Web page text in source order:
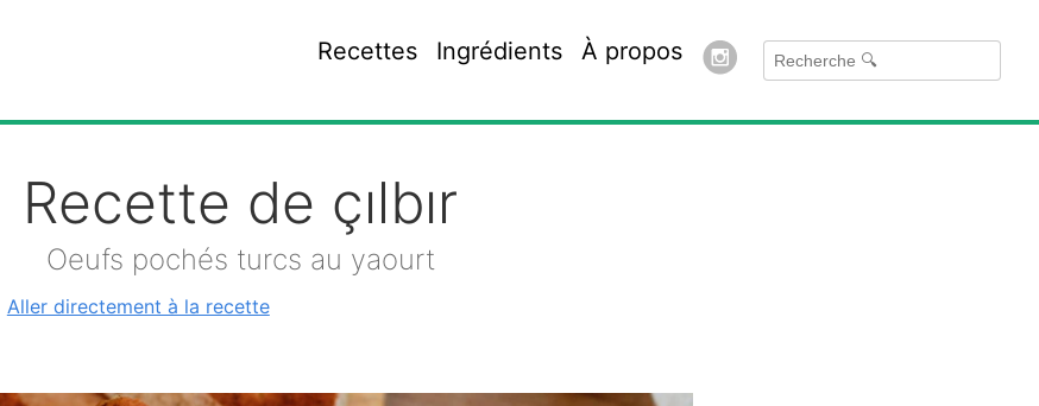
Recettes Ingrédients À propos
Recette de çılbır
Oeufs pochés turcs au yaourt
Aller directement à la recette